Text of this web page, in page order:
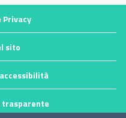
Privacy
sito